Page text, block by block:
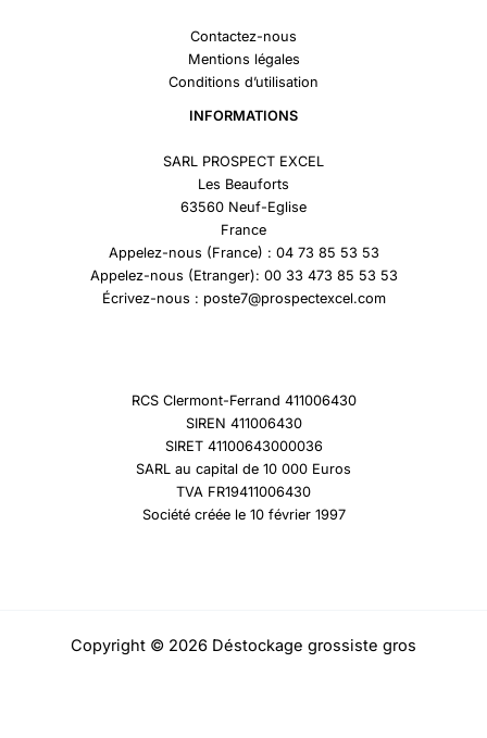
Contactez-nous
Mentions légales
Conditions d’utilisation
INFORMATIONS
SARL PROSPECT EXCEL
Les Beauforts
63560 Neuf-Eglise
France
Appelez-nous (France) : 04 73 85 53 53
Appelez-nous (Etranger): 00 33 473 85 53 53
Écrivez-nous : poste7@prospectexcel.com
RCS Clermont-Ferrand 411006430
SIREN 411006430
SIRET 41100643000036
SARL au capital de 10 000 Euros
TVA FR19411006430
Société créée le 10 février 1997
Copyright © 2026 Déstockage grossiste gros